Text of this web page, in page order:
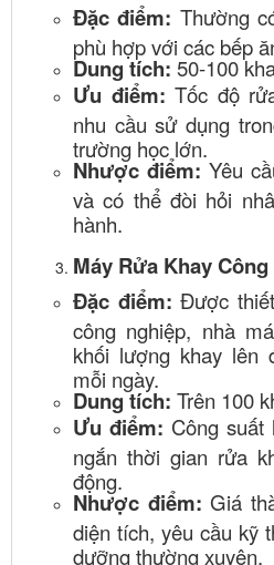
Đặc điểm: Thường
phù hợp với các bếp
Dung tích: 50-100
Ưu điểm: Tốc độ
nhu cầu sử dụng
trường học lớn.
Nhược điểm: Yêu
và có thể đòi hỏi
hành.
Máy Rửa Khay
Đặc điểm: Được
công nghiệp, nhà
khối lượng khay lên
mỗi ngày.
Dung tích: Trên 100
Ưu điểm: Công suất
ngắn thời gian rửa
động.
Nhược điểm: Giá
diện tích, yêu cầu kỹ
dưỡng thường xuyên.